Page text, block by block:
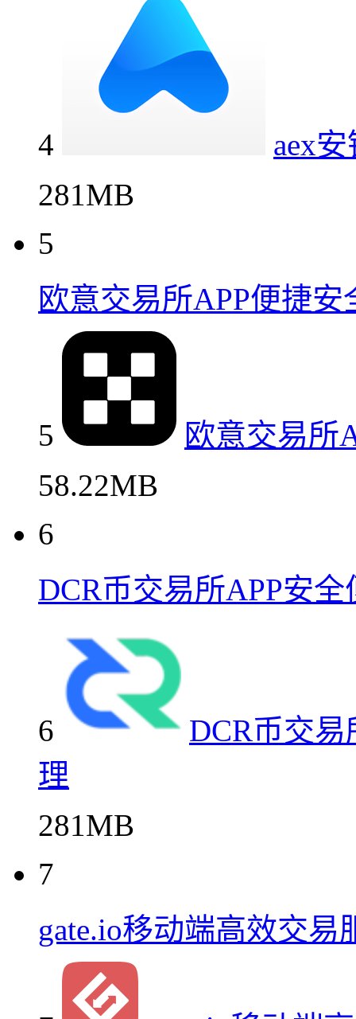
4
aex
281MB
5
欧意交易所APP便捷
5
欧意交易所
58.22MB
6
DCR币交易所APP安
6
DCR币交
理
281MB
7
gate.io移动端高效交易